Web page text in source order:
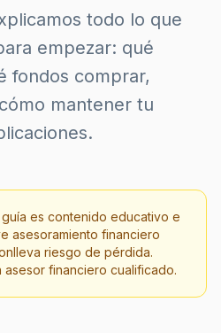
todo lo que
empezar: qué
fondos comprar,
mantener tu
guía es contenido educativo e
asesoramiento financiero
riesgo de pérdida.
asesor financiero cualificado.